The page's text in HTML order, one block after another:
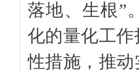
落地、生根”
化的量化工
性措施，推